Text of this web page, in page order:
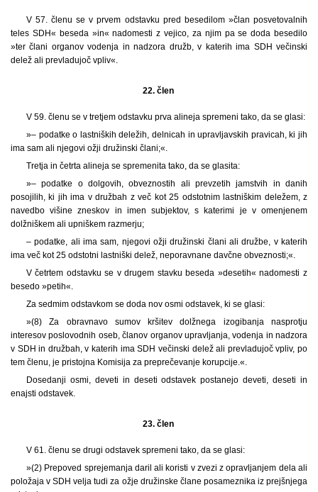
V 57. členu se v prvem odstavku pred besedilom »član posvetovalnih
teles SDH« beseda »in« nadomesti z vejico, za njim pa se doda besedilo
»ter člani organov vodenja in nadzora družb, v katerih ima SDH večinski
delež ali prevladujoč vpliv«.
22. člen
V 59. členu se v tretjem odstavku prva alineja spremeni tako, da se glasi:
»– podatke o lastniških deležih, delnicah in upravljavskih pravicah, ki jih
ima sam ali njegovi ožji družinski člani;«.
Tretja in četrta alineja se spremenita tako, da se glasita:
»– podatke o dolgovih, obveznostih ali prevzetih jamstvih in danih
posojilih, ki jih ima v družbah z več kot 25 odstotnim lastniškim deležem, z
navedbo višine zneskov in imen subjektov, s katerimi je v omenjenem
dolžniškem ali upniškem razmerju;
– podatke, ali ima sam, njegovi ožji družinski člani ali družbe, v katerih
ima več kot 25 odstotni lastniški delež, neporavnane davčne obveznosti;«.
V četrtem odstavku se v drugem stavku beseda »desetih« nadomesti z
besedo »petih«.
Za sedmim odstavkom se doda nov osmi odstavek, ki se glasi:
»(8) Za obravnavo sumov kršitev dolžnega izogibanja nasprotju
interesov poslovodnih oseb, članov organov upravljanja, vodenja in nadzora
v SDH in družbah, v katerih ima SDH večinski delež ali prevladujoč vpliv, po
tem členu, je pristojna Komisija za preprečevanje korupcije.«.
Dosedanji osmi, deveti in deseti odstavek postanejo deveti, deseti in
enajsti odstavek.
23. člen
V 61. členu se drugi odstavek spremeni tako, da se glasi:
»(2) Prepoved sprejemanja daril ali koristi v zvezi z opravljanjem dela ali
položaja v SDH velja tudi za ožje družinske člane posameznika iz prejšnjega